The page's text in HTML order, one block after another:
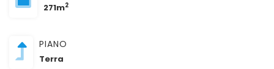
271m2
PIANO
Terra